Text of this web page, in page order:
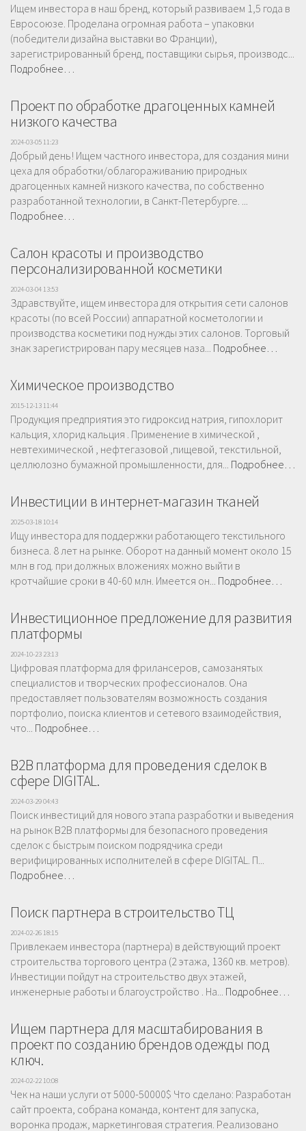
Ищем инвестора в наш бренд, который развиваем 1,5 года в
Евросоюзе. Проделана огромная работа – упаковки
(победители дизайна выставки во Франции),
зарегистрированный бренд, поставщики сырья, производс...
Подробнее…
Проект по обработке драгоценных камней
низкого качества
2024-03-05 11:23
Добрый день! Ищем частного инвестора, для создания мини
цеха для обработки/облагораживанию природных
драгоценных камней низкого качества, по собственно
разработанной технологии, в Санкт-Петербурге. ...
Подробнее…
Салон красоты и производство
персонализированной косметики
2024-03-04 13:53
Здравствуйте, ищем инвестора для открытия сети салонов
красоты (по всей России) аппаратной косметологии и
производства косметики под нужды этих салонов. Торговый
знак зарегистрирован пару месяцев наза... Подробнее…
Химическое производство
2015-12-13 11:44
Продукция предприятия это гидроксид натрия, гипохлорит
кальция, хлорид кальция . Применение в химической ,
невтехимической , нефтегазовой ,пищевой, текстильной,
целлюлозно бумажной промышленности, для... Подробнее…
Инвестиции в интернет-магазин тканей
2025-03-18 10:14
Ищу инвестора для поддержки работающего текстильного
бизнеса. 8 лет на рынке. Оборот на данный момент около 15
млн в год. при должных вложениях можно выйти в
кротчайшие сроки в 40-60 млн. Имеется он... Подробнее…
Инвестиционное предложение для развития
платформы
2024-10-23 23:13
Цифровая платформа для фрилансеров, самозанятых
специалистов и творческих профессионалов. Она
предоставляет пользователям возможность создания
портфолио, поиска клиентов и сетевого взаимодействия,
что... Подробнее…
B2B платформа для проведения сделок в
сфере DIGITAL.
2024-03-29 04:43
Поиск инвестиций для нового этапа разработки и выведения
на рынок B2B платформы для безопасного проведения
сделок с быстрым поиском подрядчика среди
верифицированных исполнителей в сфере DIGITAL. П...
Подробнее…
Поиск партнера в строительство ТЦ
2024-02-26 18:15
Привлекаем инвестора (партнера) в действующий проект
строительства торгового центра (2 этажа, 1360 кв. метров).
Инвестиции пойдут на строительство двух этажей,
инженерные работы и благоустройство . На... Подробнее…
Ищем партнера для масштабирования в
проект по созданию брендов одежды под
ключ.
2024-02-22 10:08
Чек на наши услуги от 5000-50000$ Что сделано: Разработан
сайт проекта, собрана команда, контент для запуска,
воронка продаж, маркетинговая стратегия. Реализовано